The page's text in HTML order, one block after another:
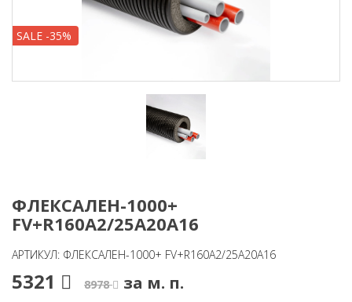
SALE -35%
ФЛЕКСАЛЕН-1000+
FV+R160A2/25A20A16
АРТИКУЛ: ФЛЕКСАЛЕН-1000+ FV+R160A2/25A20A16
5321 8978 за м. п.